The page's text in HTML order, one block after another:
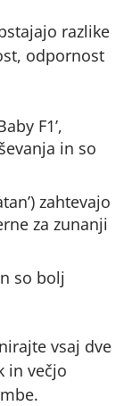
razlike
odpornost
F1’,
in so
zahtevajo
za zunanji
so bolj
vsaj dve
in večjo